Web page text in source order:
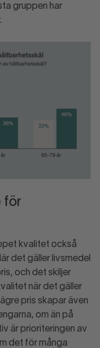
gruppen har
för
kvalitet också
det gäller livsmedel
och det skiljer
när det gäller
pris skapar även
om än på
är prioriteringen av
det för många